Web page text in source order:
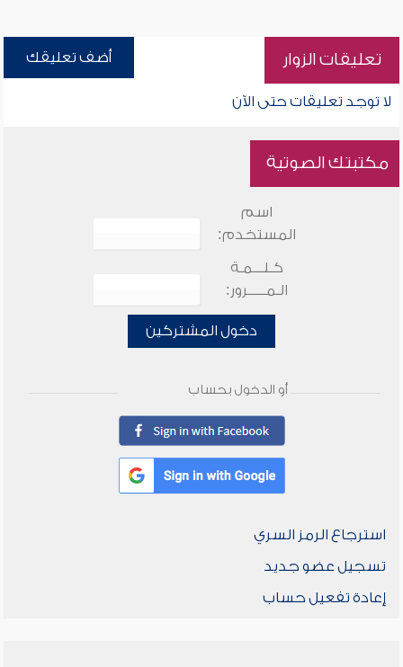
تعليقات الزوار أضف تعليقك
لا توجد تعليقات حتى الآن
مكتبتك الصوتية
اسم
المستخدم:
كـلـــمـة
الـمـــــرور:
دخول المشتركين
أو الدخول بحساب
استرجاع الرمز السري
تسجيل عضو جديد
إعادة تفعيل حساب